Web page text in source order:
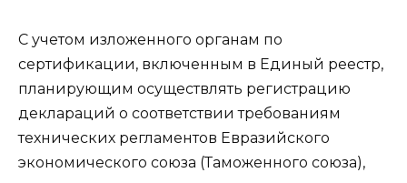
С учетом изложенного органам по
сертификации, включенным в Единый реестр,
планирующим осуществлять регистрацию
деклараций о соответствии требованиям
технических регламентов Евразийского
экономического союза (Таможенного союза),